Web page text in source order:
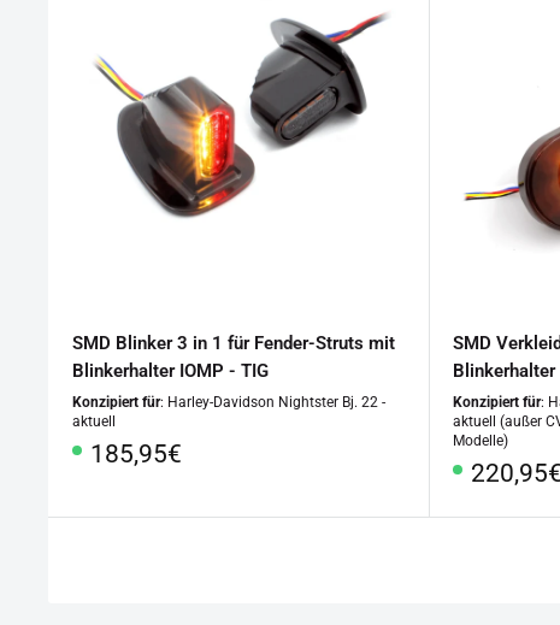
SMD Blinker 3 in 1 für Fender-Struts mit
Blinkerhalter IOMP - TIG
Konzipiert für: Harley-Davidson Nightster Bj. 22 -
aktuell
Sonderpreis
185,95€
SMD
Blinkerhalter
Konzipiert für:
aktuell (außer
Modelle)
220,95€